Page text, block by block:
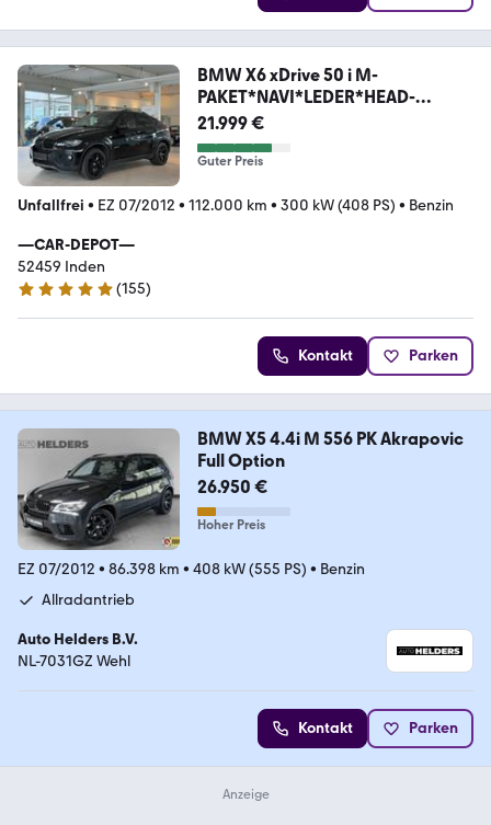
BMW X6 xDrive 50 i M-
PAKET*NAVI*LEDER*HEAD-
UP*Bi.XEN
21.999 €
Guter Preis
Unfallfrei • EZ 07/2012 • 112.000 km • 300 kW (408 PS) • Benzin
—CAR-DEPOT—
52459 Inden
4.9 Sterne
(155)
Kontakt Parken
BMW X5 4.4i M 556 PK Akrapovic
Full Option
26.950 €
Hoher Preis
EZ 07/2012 • 86.398 km • 408 kW (555 PS) • Benzin
Allradantrieb
Auto Helders B.V.
NL-7031GZ Wehl
Kontakt Parken